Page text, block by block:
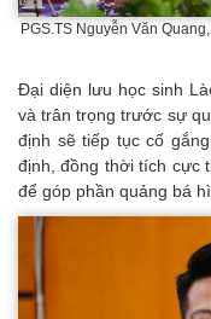
PGS.TS Nguyễn Văn
Đại diện lưu học sinh
và trân trọng trước sự
định sẽ tiếp tục cố
định, đồng thời tích cực
để góp phần quảng bá